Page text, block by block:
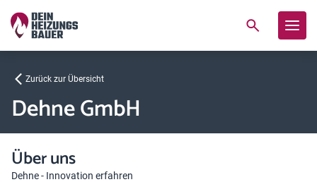
Zurück zur Übersicht
Dehne GmbH
Über uns
Dehne - Innovation erfahren